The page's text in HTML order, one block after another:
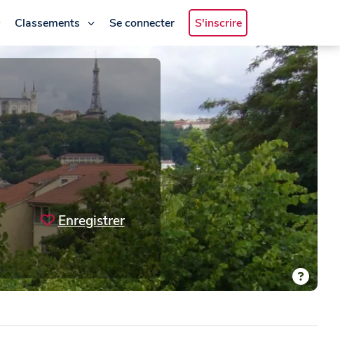
Classements Se connecter S'inscrire
Enregistrer